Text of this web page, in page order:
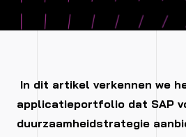
In dit artikel verkennen we
applicatieportfolio dat SAP
duurzaamheidstrategie